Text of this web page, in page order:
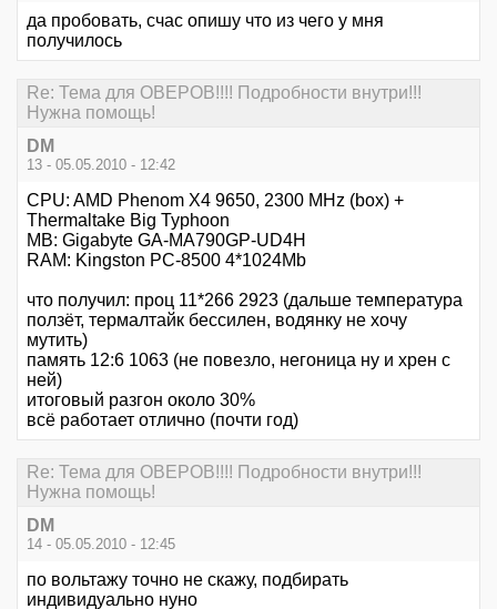
да пробовать, счас опишу что из чего у мня
получилось
Re: Тема для ОВЕРОВ!!!! Подробности внутри!!!
Нужна помощь!
DM
13 - 05.05.2010 - 12:42
CPU: AMD Phenom X4 9650, 2300 MHz (box) +
Thermaltake Big Typhoon
MB: Gigabyte GA-MA790GP-UD4H
RAM: Kingston PC-8500 4*1024Мb
что получил: проц 11*266 2923 (дальше температура
ползёт, термалтайк бессилен, водянку не хочу
мутить)
память 12:6 1063 (не повезло, негоница ну и хрен с
ней)
итоговый разгон около 30%
всё работает отлично (почти год)
Re: Тема для ОВЕРОВ!!!! Подробности внутри!!!
Нужна помощь!
DM
14 - 05.05.2010 - 12:45
по вольтажу точно не скажу, подбирать
индивидуально нуно